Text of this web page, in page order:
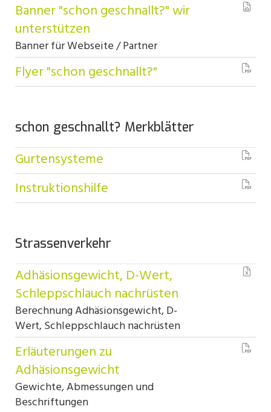
Banner "schon geschnallt?" wir
unterstützen
Banner für Webseite / Partner
Flyer "schon geschnallt?"
schon geschnallt? Merkblätter
Gurtensysteme
Instruktionshilfe
Strassenverkehr
Adhäsionsgewicht, D-Wert,
Schleppschlauch nachrüsten
Berechnung Adhäsionsgewicht, D-
Wert, Schleppschlauch nachrüsten
Erläuterungen zu
Adhäsionsgewicht
Gewichte, Abmessungen und
Beschriftungen